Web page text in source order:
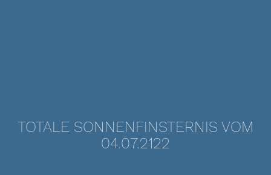
TOTALE SONNENFINSTERNIS VOM
04.07.2122